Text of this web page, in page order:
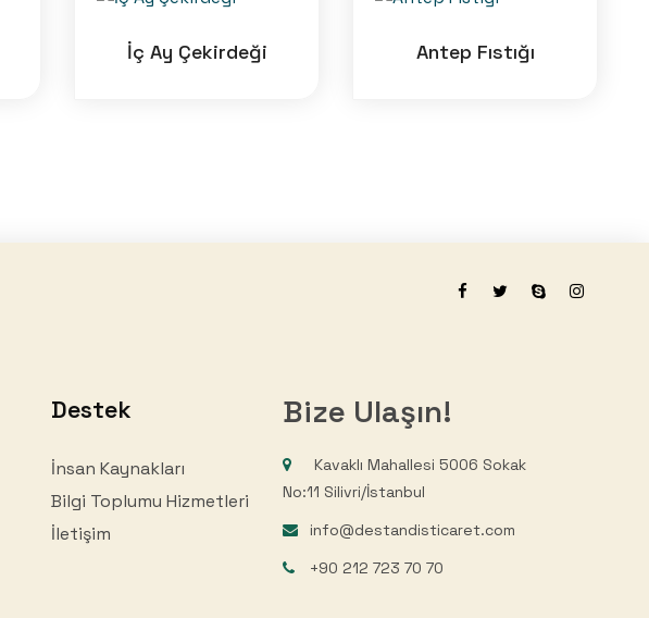
İç Ay Çekirdeği Antep Fıstığı
Destek
İnsan Kaynakları
Bilgi Toplumu Hizmetleri
İletişim
Bize Ulaşın!
Kavaklı Mahallesi 5006 Sokak
No:11 Silivri/İstanbul
info@destandisticaret.com
+90 212 723 70 70